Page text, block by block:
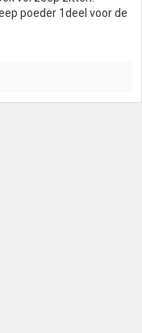
poeder 1deel voor de